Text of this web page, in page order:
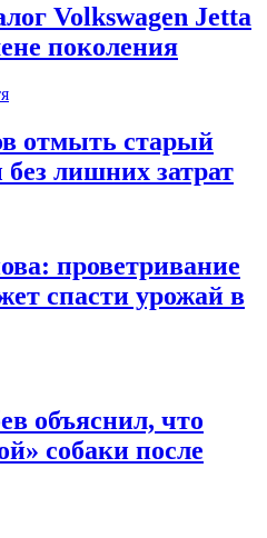
Volkswagen Jetta
поколения
отмыть старый
без лишних затрат
проветривание
спасти урожай в
объяснил, что
собаки после